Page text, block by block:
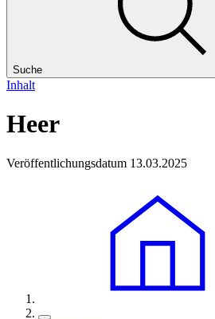
Suche
Inhalt
Heer
Veröffentlichungsdatum 13.03.2025